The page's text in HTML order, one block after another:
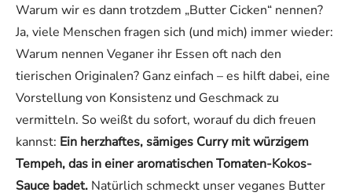
Warum wir es dann trotzdem „Butter Cicken“ nennen?
Ja, viele Menschen fragen sich (und mich) immer wieder:
Warum nennen Veganer ihr Essen oft nach den
tierischen Originalen? Ganz einfach – es hilft dabei, eine
Vorstellung von Konsistenz und Geschmack zu
vermitteln. So weißt du sofort, worauf du dich freuen
kannst: Ein herzhaftes, sämiges Curry mit würzigem
Tempeh, das in einer aromatischen Tomaten-Kokos-
Sauce badet. Natürlich schmeckt unser veganes Butter